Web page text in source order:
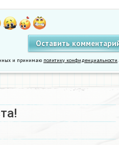
и принимаю политику конфиденциальности.